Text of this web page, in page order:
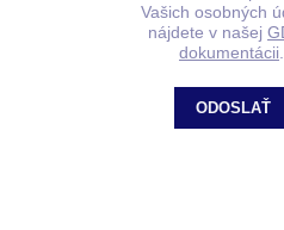
Vašich osobných
nájdete v našej
dokumentácii
ODOSLAŤ